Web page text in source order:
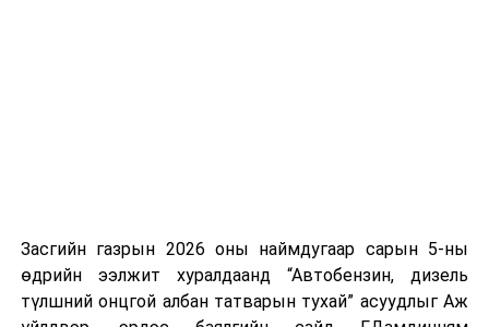
Засгийн газрын 2026 оны наймдугаар сарын 5-ны
өдрийн ээлжит хуралдаанд “Автобензин, дизель
түлшний онцгой албан татварын тухай” асуудлыг Аж